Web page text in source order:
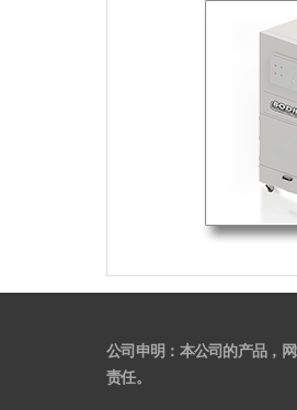
公司申明：本公司的产品，
责任。